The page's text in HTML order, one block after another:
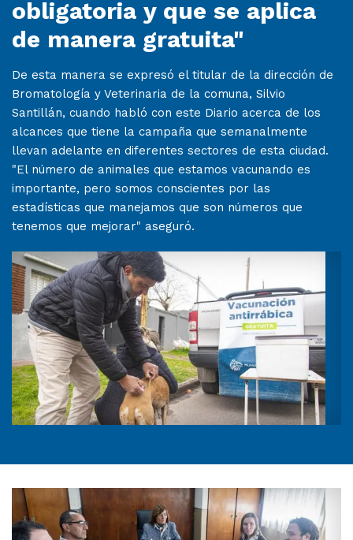
obligatoria y que se aplica
de manera gratuita"
De esta manera se expresó el titular de la dirección de
Bromatología y Veterinaria de la comuna, Silvio
Santillán, cuando habló con este Diario acerca de los
alcances que tiene la campaña que semanalmente
llevan adelante en diferentes sectores de esta ciudad.
"El número de animales que estamos vacunando es
importante, pero somos conscientes por las
estadísticas que manejamos que son números que
tenemos que mejorar" aseguró.